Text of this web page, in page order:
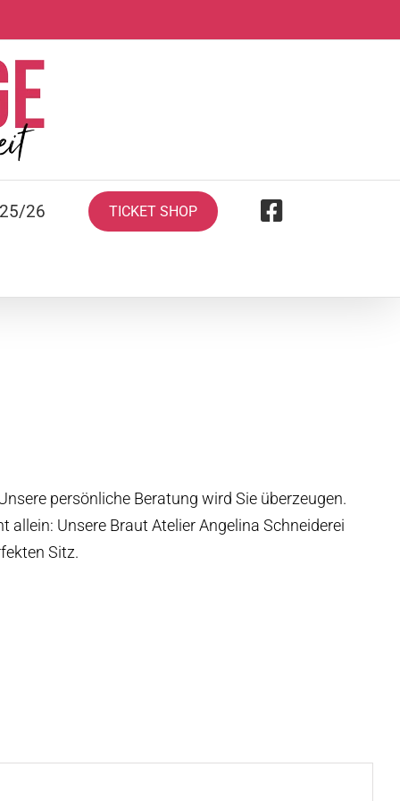
26 TICKET SHOP
persönliche Beratung wird Sie überzeugen.
Unsere Braut Atelier Angelina Schneiderei
Sitz.